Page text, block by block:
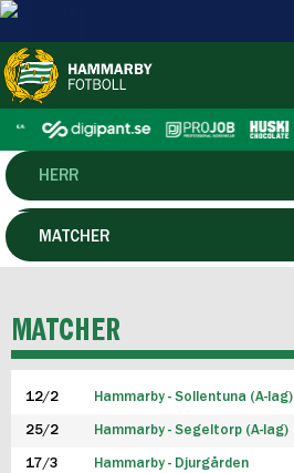
HERR
DAM
P19
F19
FUTSAL HERR
MATCHER
MATCHER
12/2 Hammarby - Sollentuna (A-lag)
25/2 Hammarby - Segeltorp (A-lag)
17/3 Hammarby - Djurgården